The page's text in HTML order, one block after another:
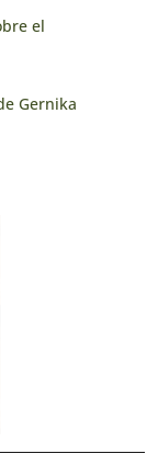
el
Gernika